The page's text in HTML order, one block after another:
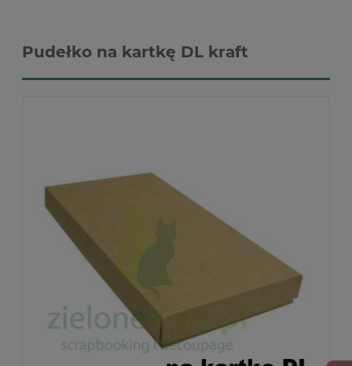
Pudełko na kartkę DL kraft